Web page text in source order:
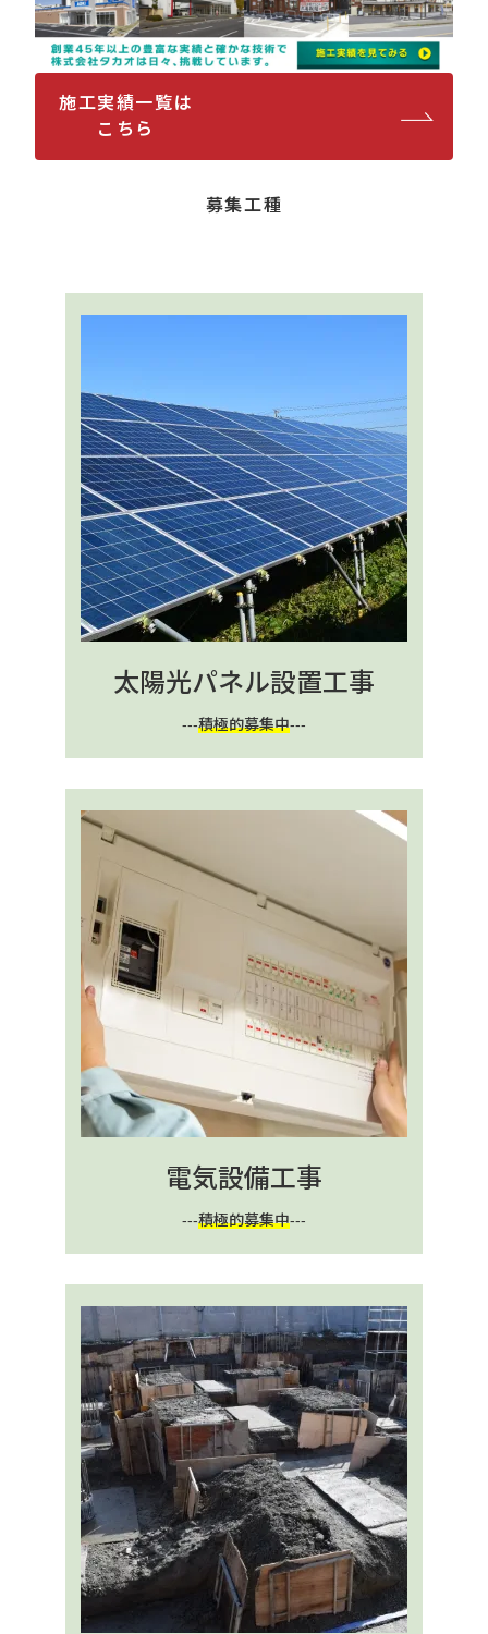
施工実績一覧は
こちら
募集工種
太陽光パネル設置工事
---積極的募集中---
電気設備工事
---積極的募集中---